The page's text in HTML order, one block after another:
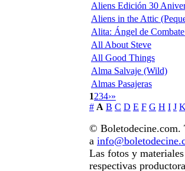
Aliens Edición 30
Aliens in the Attic
Alita: Ángel de
All About Steve
All Good Things
Alma Salvaje (Wild)
Almas Pasajeras
1234›»
# A B C D E F G H I J
© Boletodecine.com.
a
Las fotos y
respectivas